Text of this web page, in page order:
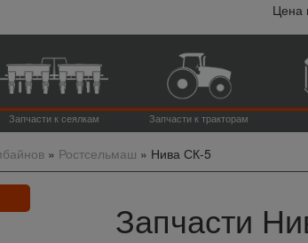
Цена на сайте
Запчасти к сеялкам Запчасти к тракторам
» Ростсельмаш » Нива СК-5
Запчасти